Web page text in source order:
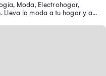
Moda, Electrohogar,
Lleva la moda a tu hogar y a